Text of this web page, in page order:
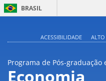
BRASIL
ACESSIBILIDADE
ALTO
Programa de Pós-graduação
Economia